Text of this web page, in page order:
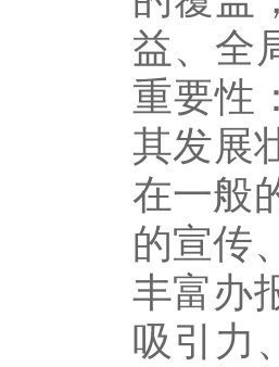
益、全
重要性
其发展
在一般
的宣传
丰富办
吸引力